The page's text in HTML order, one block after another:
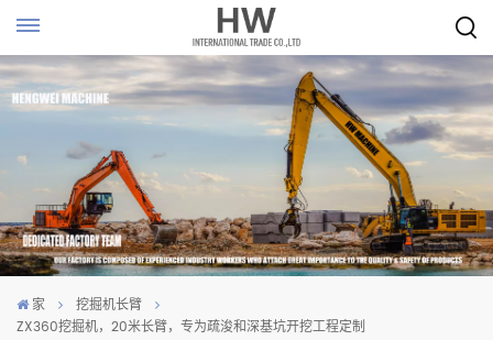
家
挖掘机长臂
ZX360挖掘机，20米长臂，专为疏浚和深基坑开挖工程定制